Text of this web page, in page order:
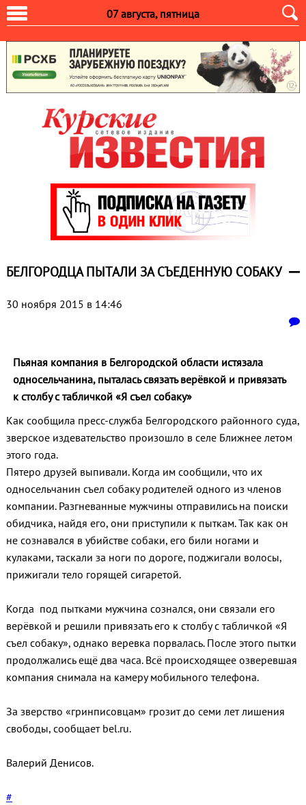
07 августа, пятница
БЕЛГОРОДЦА ПЫТАЛИ ЗА СЪЕДЕННУЮ СОБАКУ
30 ноября 2015 в 14:46
Пьяная компания в Белгородской области истязала
односельчанина, пыталась связать верёвкой и привязать
к столбу с табличкой «Я съел собаку»
Как сообщила пресс-служба Белгородского районного суда,
зверское издевательство произошло в селе Ближнее летом
этого года.
Пятеро друзей выпивали. Когда им сообщили, что их
односельчанин съел собаку родителей одного из членов
компании. Разгневанные мужчины отправились на поиски
обидчика, найдя его, они приступили к пыткам. Так как он
не сознавался в убийстве собаки, его били ногами и
кулаками, таскали за ноги по дороге, поджигали волосы,
прижигали тело горящей сигаретой.
Когда под пытками мужчина сознался, они связали его
верёвкой и решили привязать его к столбу с табличкой «Я
съел собаку», однако веревка порвалась. После этого пытки
продолжались ещё два часа. Всё происходящее озверевшая
компания снимала на камеру мобильного телефона.
За зверство «гринписовцам» грозит до семи лет лишения
свободы, сообщает bel.ru.
Валерий Денисов.
#